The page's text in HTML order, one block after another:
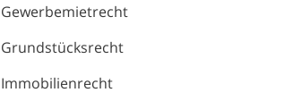
Gewerbemietrecht
Grundstücksrecht
Immobilienrecht